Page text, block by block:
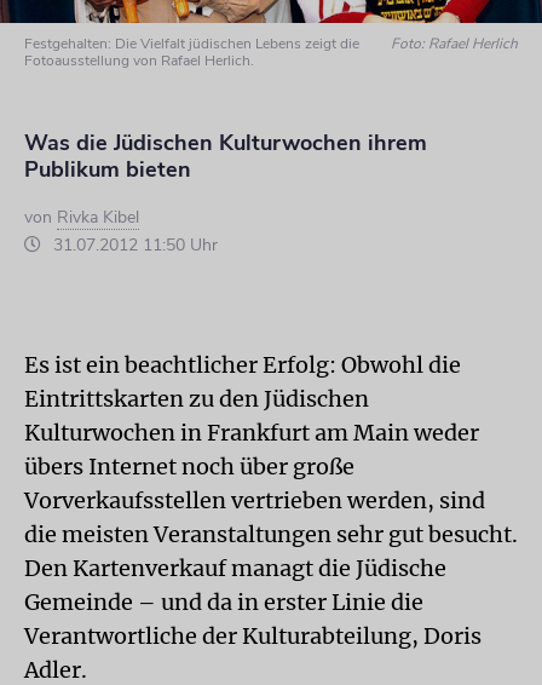
Festgehalten: Die Vielfalt jüdischen Lebens zeigt die
Fotoausstellung von Rafael Herlich.
Foto: Rafael Herlich
Was die Jüdischen Kulturwochen ihrem
Publikum bieten
von Rivka Kibel
31.07.2012 11:50 Uhr
Es ist ein beachtlicher Erfolg: Obwohl die
Eintrittskarten zu den Jüdischen
Kulturwochen in Frankfurt am Main weder
übers Internet noch über große
Vorverkaufsstellen vertrieben werden, sind
die meisten Veranstaltungen sehr gut besucht.
Den Kartenverkauf managt die Jüdische
Gemeinde – und da in erster Linie die
Verantwortliche der Kulturabteilung, Doris
Adler.